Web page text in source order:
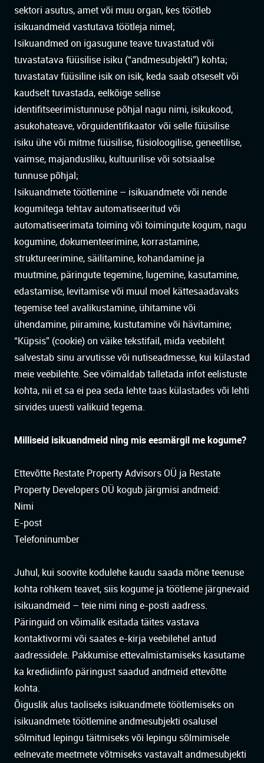
sektori asutus, amet või muu organ, kes töötleb
isikuandmeid vastutava töötleja nimel;
Isikuandmed on igasugune teave tuvastatud või
tuvastatava füüsilise isiku (“andmesubjekti”) kohta;
tuvastatav füüsiline isik on isik, keda saab otseselt või
kaudselt tuvastada, eelkõige sellise
identifitseerimistunnuse põhjal nagu nimi, isikukood,
asukohateave, võrguidentifikaator või selle füüsilise
isiku ühe või mitme füüsilise, füsioloogilise, geneetilise,
vaimse, majandusliku, kultuurilise või sotsiaalse
tunnuse põhjal;
Isikuandmete töötlemine – isikuandmete või nende
kogumitega tehtav automatiseeritud või
automatiseerimata toiming või toimingute kogum, nagu
kogumine, dokumenteerimine, korrastamine,
struktureerimine, säilitamine, kohandamine ja
muutmine, päringute tegemine, lugemine, kasutamine,
edastamise, levitamise või muul moel kättesaadavaks
tegemise teel avalikustamine, ühitamine või
ühendamine, piiramine, kustutamine või hävitamine;
“Küpsis” (cookie) on väike tekstifail, mida veebileht
salvestab sinu arvutisse või nutiseadmesse, kui külastad
meie veebilehte. See võimaldab talletada infot eelistuste
kohta, nii et sa ei pea seda lehte taas külastades või lehti
sirvides uuesti valikuid tegema.
Milliseid isikuandmeid ning mis eesmärgil me kogume?
Ettevõtte Restate Property Advisors OÜ ja Restate
Property Developers OÜ kogub järgmisi andmeid:
Nimi
E-post
Telefoninumber
Juhul, kui soovite kodulehe kaudu saada mõne teenuse
kohta rohkem teavet, siis kogume ja töötleme järgnevaid
isikuandmeid – teie nimi ning e-posti aadress.
Päringuid on võimalik esitada täites vastava
kontaktivormi või saates e-kirja veebilehel antud
aadressidele. Pakkumise ettevalmistamiseks kasutame
ka krediidiinfo päringust saadud andmeid ettevõtte
kohta.
Õiguslik alus taoliseks isikuandmete töötlemiseks on
isikuandmete töötlemine andmesubjekti osalusel
sõlmitud lepingu täitmiseks või lepingu sõlmimisele
eelnevate meetmete võtmiseks vastavalt andmesubjekti